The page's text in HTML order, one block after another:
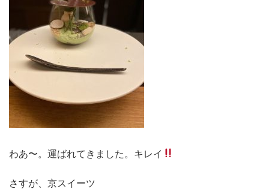
わあ〜。運ばれてきました。キレイ
さすが、京スイーツ